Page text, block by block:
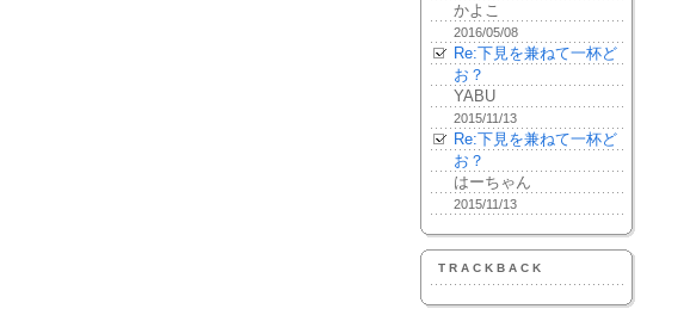
かよこ
2016/05/08
Re:下見を兼ねて一杯ど
お？
YABU
2015/11/13
Re:下見を兼ねて一杯ど
お？
はーちゃん
2015/11/13
TRACKBACK